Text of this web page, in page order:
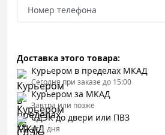
Доставка этого товара:
Курьером в пределах МКАД
Сегодня при заказе до 15:00
Курьером за МКАД
Завтра или позже
СДЭК до двери или ПВЗ
от 1 дня